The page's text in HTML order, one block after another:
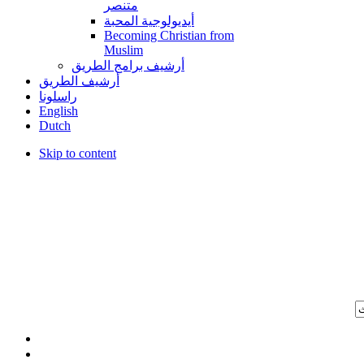
متنصر
أيديولوجية المحبة
Becoming Christian from
Muslim
أرشيف برامج الطريق
أرشيف الطريق
راسلونا
English
Dutch
Skip to content